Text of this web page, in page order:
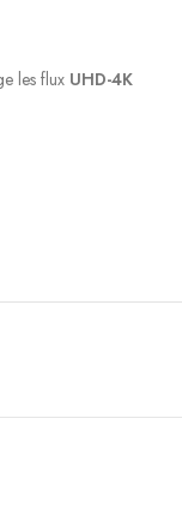
les flux UHD-4K
à un système